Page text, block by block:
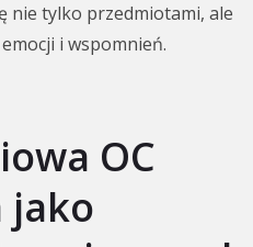
nie tylko przedmiotami, ale
i wspomnień.
OC
jako